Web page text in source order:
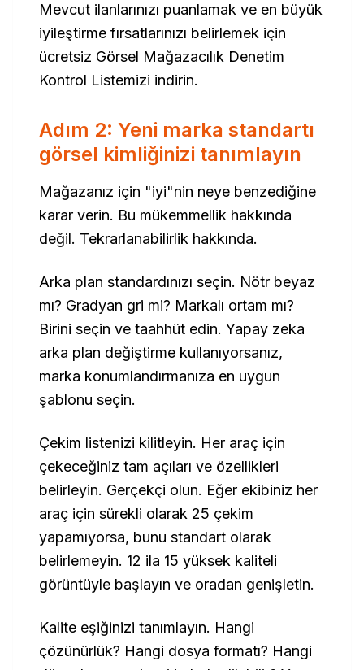
Mevcut ilanlarınızı puanlamak ve en büyük
iyileştirme fırsatlarınızı belirlemek için
ücretsiz Görsel Mağazacılık Denetim
Kontrol Listemizi indirin.
Adım 2: Yeni marka standartı
görsel kimliğinizi tanımlayın
Mağazanız için "iyi"nin neye benzediğine
karar verin. Bu mükemmellik hakkında
değil. Tekrarlanabilirlik hakkında.
Arka plan standardınızı seçin. Nötr beyaz
mı? Gradyan gri mi? Markalı ortam mı?
Birini seçin ve taahhüt edin. Yapay zeka
arka plan değiştirme kullanıyorsanız,
marka konumlandırmanıza en uygun
şablonu seçin.
Çekim listenizi kilitleyin. Her araç için
çekeceğiniz tam açıları ve özellikleri
belirleyin. Gerçekçi olun. Eğer ekibiniz her
araç için sürekli olarak 25 çekim
yapamıyorsa, bunu standart olarak
belirlemeyin. 12 ila 15 yüksek kaliteli
görüntüyle başlayın ve oradan genişletin.
Kalite eşiğinizi tanımlayın. Hangi
çözünürlük? Hangi dosya formatı? Hangi